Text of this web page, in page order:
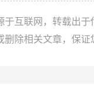
互联网，转载出
除相关文章，保证